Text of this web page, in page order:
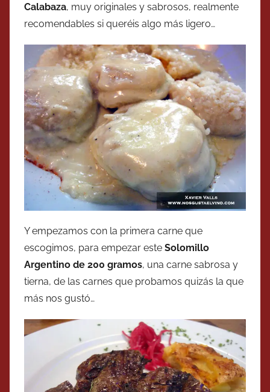
Calabaza, muy originales y sabrosos, realmente
recomendables si queréis algo más ligero…
Y empezamos con la primera carne que
escogimos, para empezar este Solomillo
Argentino de 200 gramos, una carne sabrosa y
tierna, de las carnes que probamos quizás la que
más nos gustó…